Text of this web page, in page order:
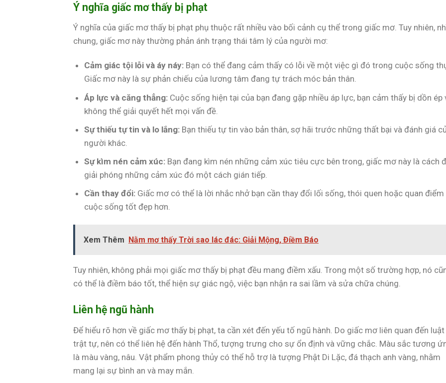
Ý nghĩa giấc mơ thấy bị phạt
Ý nghĩa của giấc mơ thấy bị phạt phụ thuộc rất nhiều vào bối cảnh cụ thể trong giấc mơ. Tuy nhiên,
chung, giấc mơ này thường phản ánh trạng thái tâm lý của người mơ:
Cảm giác tội lỗi và áy náy: Bạn có thể đang cảm thấy có lỗi về một việc gì đó trong cuộc sống
Giấc mơ này là sự phản chiếu của lương tâm đang tự trách móc bản thân.
Áp lực và căng thẳng: Cuộc sống hiện tại của bạn đang gặp nhiều áp lực, bạn cảm thấy bị dồn ép
không thể giải quyết hết mọi vấn đề.
Sự thiếu tự tin và lo lắng: Bạn thiếu tự tin vào bản thân, sợ hãi trước những thất bại và đánh giá
người khác.
Sự kìm nén cảm xúc: Bạn đang kìm nén những cảm xúc tiêu cực bên trong, giấc mơ này là cách
giải phóng những cảm xúc đó một cách gián tiếp.
Cần thay đổi: Giấc mơ có thể là lời nhắc nhở bạn cần thay đổi lối sống, thói quen hoặc quan điểm
cuộc sống tốt đẹp hơn.
Xem Thêm Nằm mơ thấy Trời sao lác đác: Giải Mộng, Điềm Báo
Tuy nhiên, không phải mọi giấc mơ thấy bị phạt đều mang điềm xấu. Trong một số trường hợp, nó
có thể là điềm báo tốt, thể hiện sự giác ngộ, việc bạn nhận ra sai lầm và sửa chữa chúng.
Liên hệ ngũ hành
Để hiểu rõ hơn về giấc mơ thấy bị phạt, ta cần xét đến yếu tố ngũ hành. Do giấc mơ liên quan đến luật
trật tự, nên có thể liên hệ đến hành Thổ, tượng trưng cho sự ổn định và vững chắc. Màu sắc tương
là màu vàng, nâu. Vật phẩm phong thủy có thể hỗ trợ là tượng Phật Di Lặc, đá thạch anh vàng, nhằm
mang lại sự bình an và may mắn.